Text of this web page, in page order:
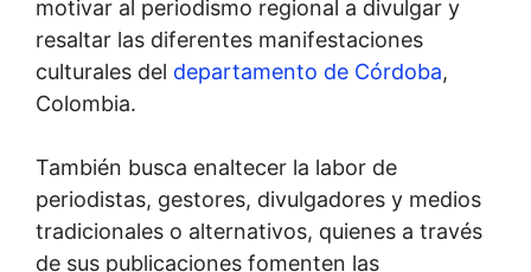
motivar al periodismo regional a divulgar y
resaltar las diferentes manifestaciones
culturales del departamento de Córdoba,
Colombia.
También busca enaltecer la labor de
periodistas, gestores, divulgadores y medios
tradicionales o alternativos, quienes a través
de sus publicaciones fomenten las